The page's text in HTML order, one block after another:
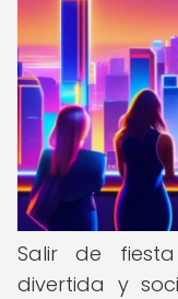
Salir de
divertida y